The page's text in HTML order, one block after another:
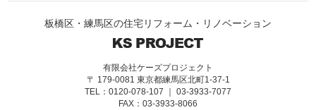
板橋区・練馬区の住宅リフォーム・リノベーション
有限会社ケーズプロジェクト
〒 179-0081 東京都練馬区北町1-37-1
TEL：0120-078-107 ｜ 03-3933-7077
FAX：03-3933-8066